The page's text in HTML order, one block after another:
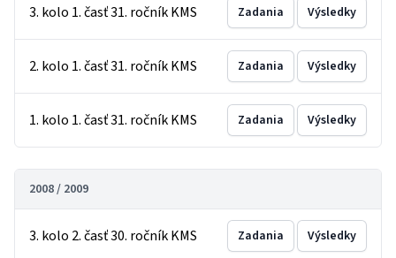
3. kolo 1. časť 31. ročník KMS Zadania Výsledky
2. kolo 1. časť 31. ročník KMS Zadania Výsledky
1. kolo 1. časť 31. ročník KMS Zadania Výsledky
2008 / 2009
3. kolo 2. časť 30. ročník KMS Zadania Výsledky